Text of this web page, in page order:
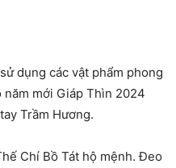
dụng các vật phẩm phong
năm mới Giáp Thìn 2024
Trầm Hương.
Chí Bồ Tát hộ mệnh. Đeo